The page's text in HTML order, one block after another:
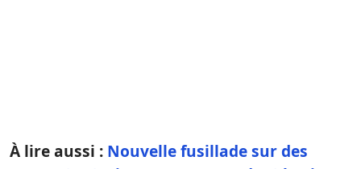
À lire aussi : Nouvelle fusillade sur des